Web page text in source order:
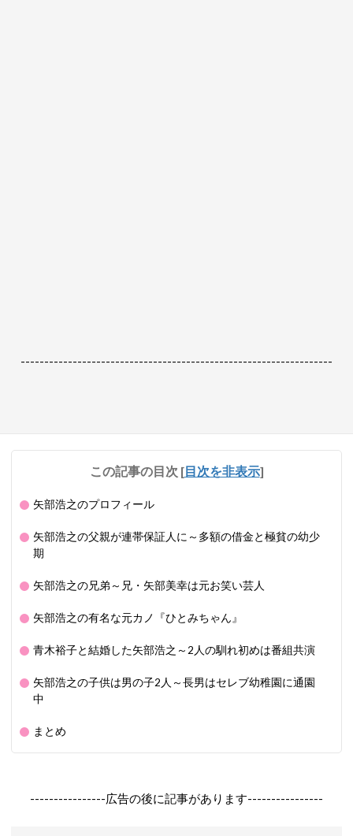
------------------------------------------------------------------
この記事の目次 [目次を非表示]
矢部浩之のプロフィール
矢部浩之の父親が連帯保証人に～多額の借金と極貧の幼少
期
矢部浩之の兄弟～兄・矢部美幸は元お笑い芸人
矢部浩之の有名な元カノ『ひとみちゃん』
青木裕子と結婚した矢部浩之～2人の馴れ初めは番組共演
矢部浩之の子供は男の子2人～長男はセレブ幼稚園に通園
中
まとめ
----------------広告の後に記事があります----------------